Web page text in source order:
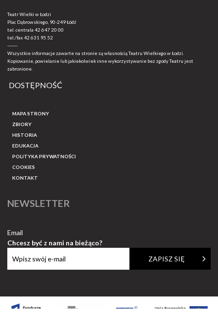
Teatr Wielki w Łodzi
Plac Dąbrowskiego, 90-249 Łódź
tel. centrala 42 647 20 00
tel./fax42 631 95 52
-------
Wszystkie informacje zawarte na stronie są własnością Teatru Wielkiego w Łodzi.
Kopiowanie, powielanie lub jakiekolwiek inne wykorzystywanie bez zgody Teatru jest
zabronione.
DOSTĘPNOŚĆ
MAPA STRONY
ZBIORY
HISTORIA
EDUKACJA
POLITYKA PRYWATNOŚCI
COOKIES
KONTAKT
NEWSLETTER
Email
Chcesz być z nami na bieżąco?